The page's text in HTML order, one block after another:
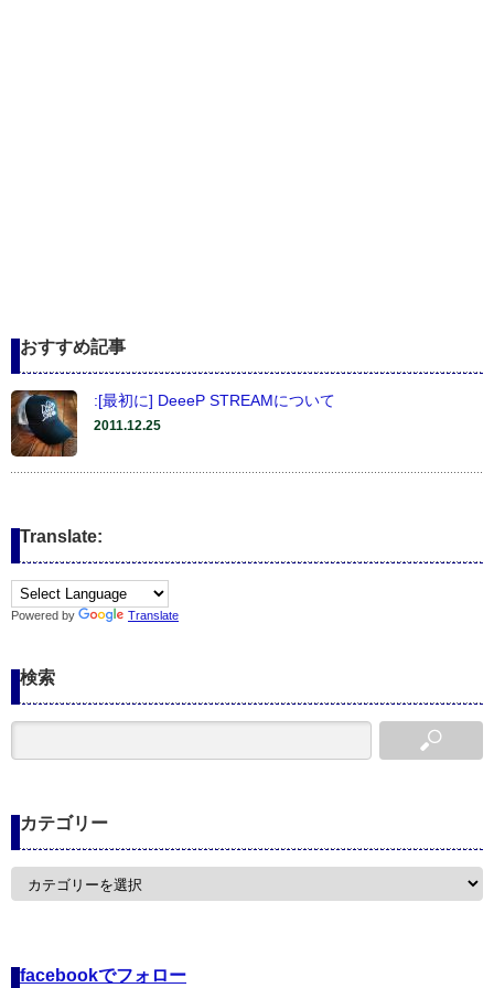
おすすめ記事
:[最初に] DeeeP STREAMについて
2011.12.25
Translate:
Powered by Translate
検索
カテゴリー
カ
facebookでフォロー